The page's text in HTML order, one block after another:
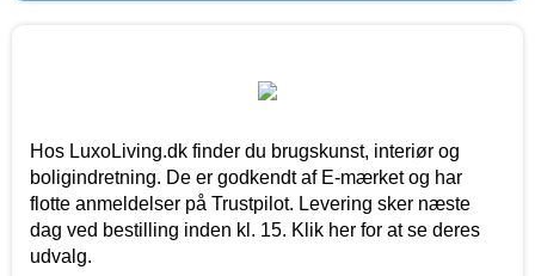
Hos LuxoLiving.dk finder du brugskunst, interiør og
boligindretning. De er godkendt af E-mærket og har
flotte anmeldelser på Trustpilot. Levering sker næste
dag ved bestilling inden kl. 15. Klik her for at se deres
udvalg.